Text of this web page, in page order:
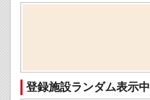
登録施設ランダム表示中